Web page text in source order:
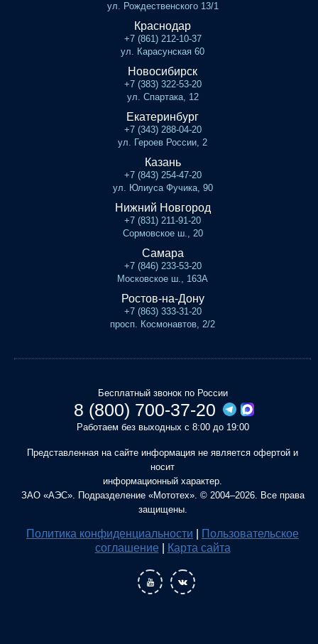
ул. Рождественского 13/1
Краснодар
+7 (861) 212-10-37
ул. Карасунская 60
Новосибирск
+7 (383) 322-53-20
ул. Спартака, 12
Екатеринбург
+7 (343) 288-04-20
ул. Героев России, 2
Казань
+7 (843) 254-47-20
ул. Юлиуса Фучика, 90
Нижний Новгород
+7 (831) 211-91-20
Сормовское ш., 20
Самара
+7 (846) 233-53-20
Московское ш., 163А
Ростов-на-Дону
+7 (863) 333-31-20
просп. Космонавтов, 2/2
Бесплатный звонок по России
8 (800) 700-37-20
Работаем без выходных с 8:00 до 19:00
Представленная на сайте информация не является офертой и
носит
информационный характер.
ЗАО «АЭС». Подразделение «Мототех». © 2004–2026. Все права
защищены.
Политика конфиденциальности
Пользовательское
соглашение
Карта сайта